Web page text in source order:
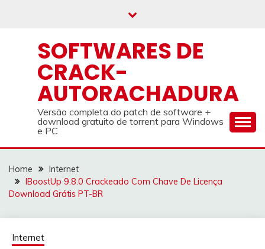
SOFTWARES DE
CRACK-
AUTORACHADURA
Versão completa do patch de software +
download gratuito de torrent para Windows
e PC
Home
Internet
IBoostUp 9.8.0 Crackeado Com Chave De Licença
Download Grátis PT-BR
Internet